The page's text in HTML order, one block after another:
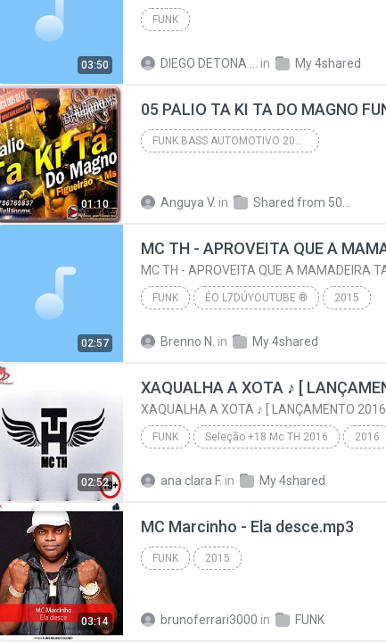
03:50
FUNK
in My 4shared
01:10
FUNK BASS AUTOMOTIVO 2016 LANÇAMENTOS
FUNK BASS AUTOMOTIVO 2016 LANÇAMENTOS
Anguya V. in
02:57
FUNK ÉO L7DÚYOUTUBE ® 2015
Brenno N. in My 4shared
02:52
XAQUALHA A XOTA ♪ [ LANÇAMENTO 2016 ]
FUNK Seleção +18 Mc TH 2016 2016
ana clara F. in My 4shared
03:14
MC Marcinho - Ela desce.mp3
FUNK 2015
brunoferrari3000 in FUNK